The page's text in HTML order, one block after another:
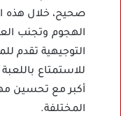
صحيح، خلال هذه
الهجوم وتجنب
التوجيهية تقدم
للاستمتاع
أكبر مع تحسين
المختلفة.